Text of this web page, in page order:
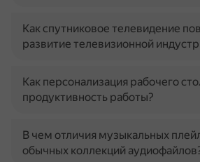
Как спутниковое телевидение
развитие телевизионной
Как персонализация рабочего
продуктивность работы?
В чем отличия музыкальных
обычных коллекций